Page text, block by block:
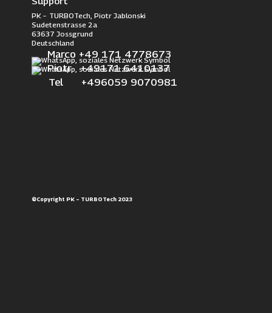
PK – TURBOTech, Piotr Jablonski
Sudetenstrasse 2a
63637 Jossgrund
Deutschland
Marco +49 171 4778673
Piotr +49171 6410137
Tel +496059 9070981
©Copyright PK – TURBOTech 2023